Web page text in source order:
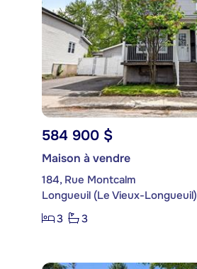
584 900 $
Maison à vendre
184, Rue Montcalm
Longueuil (Le Vieux-Longueuil)
3
3